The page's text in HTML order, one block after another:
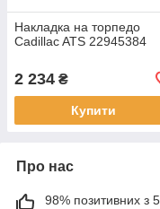
Накладка на торпедо
Cadillac ATS 22945384
2 234 ₴
Купити
Про нас
98% позитивних з